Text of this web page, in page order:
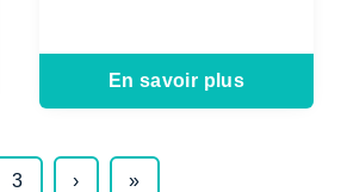
En savoir plus
3 › »